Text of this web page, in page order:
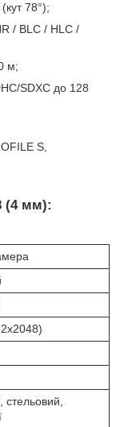
(кут 78°);
/ BLC / HLC /
м;
SDXC до 128
S,
(4 мм):
стельовий,